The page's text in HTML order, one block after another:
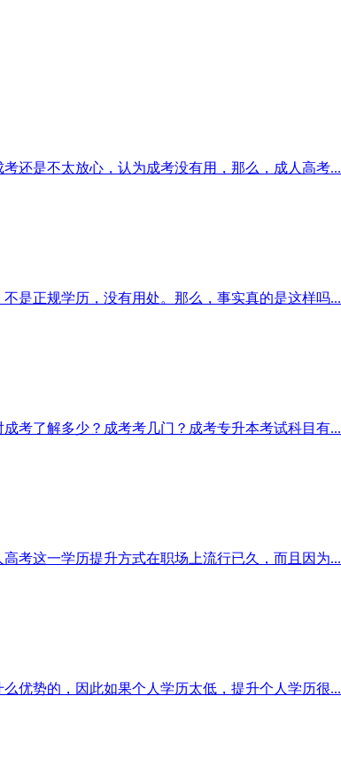
还是不太放心，认为成考没有用，那么，成人高考...
是正规学历，没有用处。那么，事实真的是这样吗...
考了解多少？成考考几门？成考专升本考试科目有...
考这一学历提升方式在职场上流行已久，而且因为...
优势的，因此如果个人学历太低，提升个人学历很...